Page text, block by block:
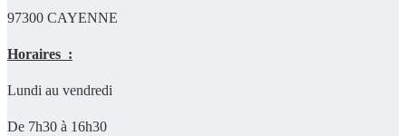
97300 CAYENNE
Horaires :
Lundi au vendredi
De 7h30 à 16h30